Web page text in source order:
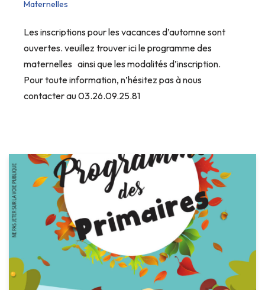
Maternelles
Les inscriptions pour les vacances d’automne sont
ouvertes. veuillez trouver ici le programme des
maternelles ainsi que les modalités d’inscription.
Pour toute information, n’hésitez pas à nous
contacter au 03.26.09.25.81